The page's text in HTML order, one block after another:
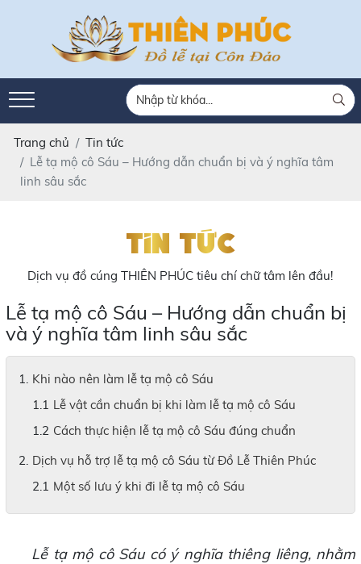
Trang chủ
Tin tức
Lễ tạ mộ cô Sáu – Hướng dẫn chuẩn bị và ý nghĩa tâm
linh sâu sắc
Tin tức
Dịch vụ đồ cúng THIÊN PHÚC tiêu chí chữ tâm lên đầu!
Lễ tạ mộ cô Sáu – Hướng dẫn chuẩn bị
và ý nghĩa tâm linh sâu sắc
Khi nào nên làm lễ tạ mộ cô Sáu
Lễ vật cần chuẩn bị khi làm lễ tạ mộ cô Sáu
Cách thực hiện lễ tạ mộ cô Sáu đúng chuẩn
Dịch vụ hỗ trợ lễ tạ mộ cô Sáu từ Đồ Lễ Thiên Phúc
Một số lưu ý khi đi lễ tạ mộ cô Sáu
Lễ tạ mộ cô Sáu có ý nghĩa thiêng liêng, nhằm